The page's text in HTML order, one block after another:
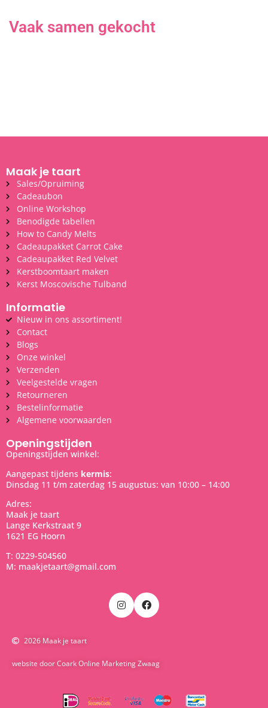
Vaak samen gekocht
Maak je taart
Sales/Opruiming
Cadeaubon
Online Workshop
Benodigde tabellen
How to Candy Melts
Cadeaupakket Carrot Cake
Cadeaupakket Red Velvet
Kerstboomtaart maken
Kerst Moscovische Tulband
Informatie
Nieuw in ons assortiment!
Contact
Blogs
Onze winkel
Verzenden
Veelgestelde vragen
Retourneren
Bestelinformatie
Algemene voorwaarden
Openingstijden
Openingstijden winkel:
Aangepast tijdens kermis:
Dinsdag 11 t/m zaterdag 15 augustus: van 10:00 – 14:00
Adres:
Maak je taart
Lange Kerkstraat 9
1621 EG Hoorn
T: 0229-504560
M: maakjetaart@gmail.com
2026 Maak je taart
website door Coark Online Marketing Zwaag